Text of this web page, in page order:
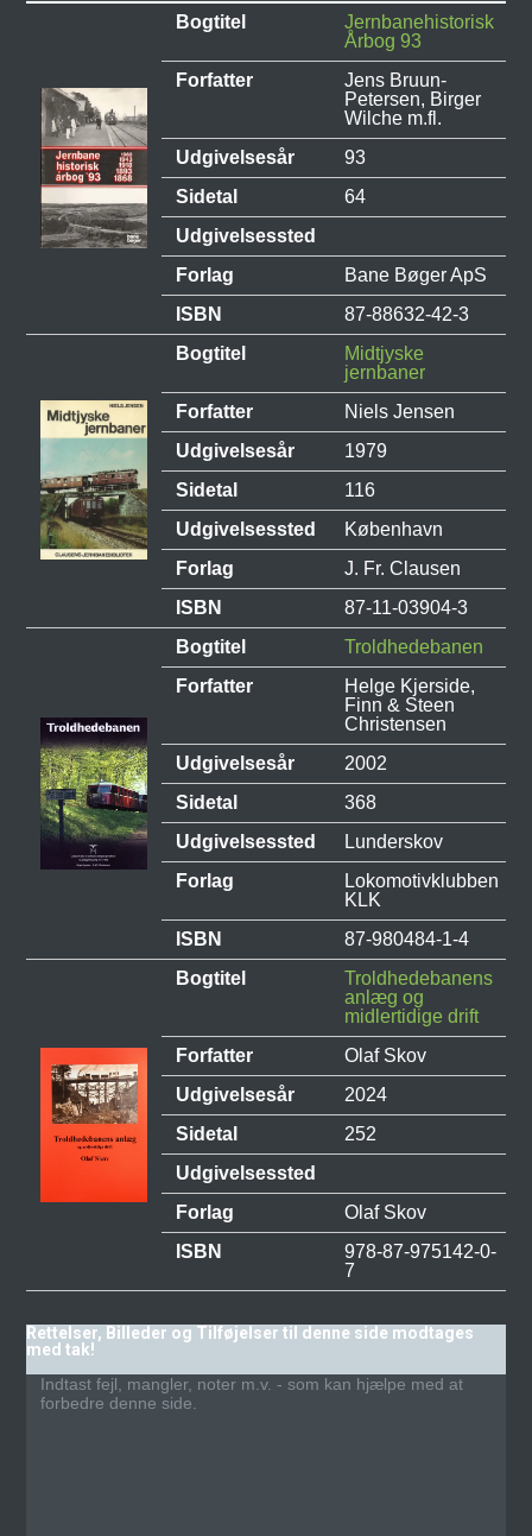
Bogtitel
Jernbanehistorisk
Årbog 93
Forfatter
Jens Bruun-
Petersen, Birger
Wilche m.fl.
Udgivelsesår
93
Sidetal
64
Udgivelsessted
Forlag
Bane Bøger ApS
ISBN
87-88632-42-3
Bogtitel
Midtjyske
jernbaner
Forfatter
Niels Jensen
Udgivelsesår
1979
Sidetal
116
Udgivelsessted
København
Forlag
J. Fr. Clausen
ISBN
87-11-03904-3
Bogtitel
Troldhedebanen
Forfatter
Helge Kjerside,
Finn & Steen
Christensen
Udgivelsesår
2002
Sidetal
368
Udgivelsessted
Lunderskov
Forlag
Lokomotivklubben
KLK
ISBN
87-980484-1-4
Bogtitel
Troldhedebanens
anlæg og
midlertidige drift
Forfatter
Olaf Skov
Udgivelsesår
2024
Sidetal
252
Udgivelsessted
Forlag
Olaf Skov
ISBN
978-87-975142-0-
7
Rettelser, Billeder og Tilføjelser til denne side modtages
med tak!